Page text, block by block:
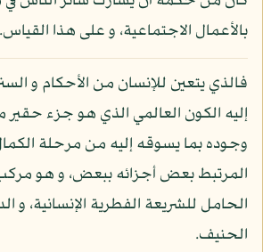
بالأعمال الاجتماعية، و على هذا القياس.
فالذي يتعين للإنسان من الأحكام و
إليه الكون العالمي الذي هو جزء حقير
وجوده بما يسوقه إليه من مرحلة
المرتبط بعض أجزائه ببعض، و هو مركب
الحامل للشريعة الفطرية الإنسانية، و
الحنيف.